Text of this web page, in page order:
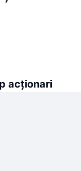
acționari